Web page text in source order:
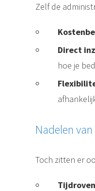
Zelf de
Direct
hoe je
Nadelen
Toch zitten er